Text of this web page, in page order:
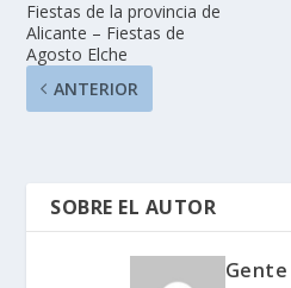
Fiestas de la provincia de
Alicante – Fiestas de
Agosto Elche
ANTERIOR
SOBRE EL AUTOR